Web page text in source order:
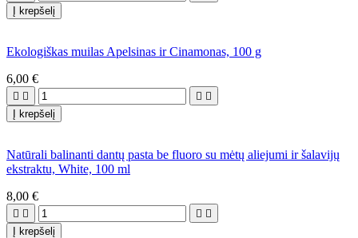
Į krepšelį
Ekologiškas muilas Apelsinas ir Cinamonas, 100 g
6,00 €
   
Į krepšelį
Natūrali balinanti dantų pasta be fluoro su mėtų aliejumi ir šalavijų
ekstraktu, White, 100 ml
8,00 €
   
Į krepšelį